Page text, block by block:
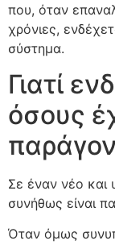
που, όταν
χρόνιες,
σύστημα.
Γιατί
όσους
Σε έναν νέο και
συνήθως είναι
Όταν όμως